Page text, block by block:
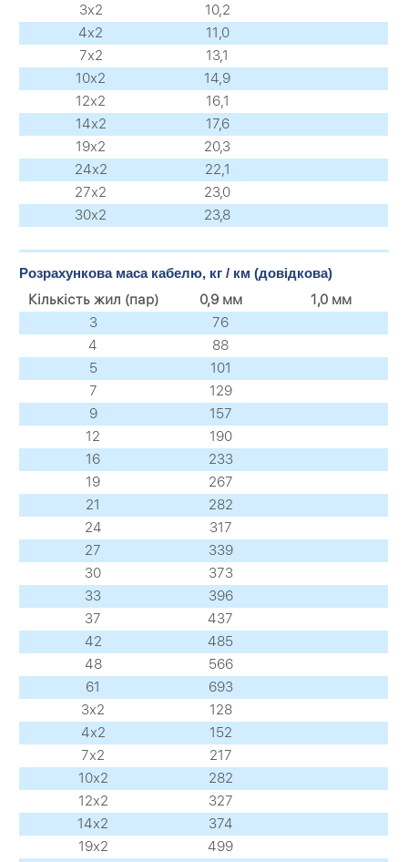
3х2
10,2
4х2
11,0
7х2
13,1
10х2
14,9
12х2
16,1
14х2
17,6
19х2
20,3
24х2
22,1
27х2
23,0
30х2
23,8
Розрахункова маса кабелю, кг / км (довідкова)
Кількість жил (пар) 0,9 мм
1,0 мм
3
76
4
88
5
101
7
129
9
157
12
190
16
233
19
267
21
282
24
317
27
339
30
373
33
396
37
437
42
485
48
566
61
693
3х2
128
4х2
152
7х2
217
10х2
282
12х2
327
14х2
374
19х2
499